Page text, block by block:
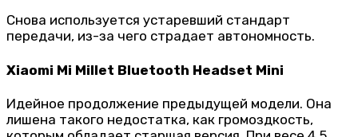
Снова используется устаревший стандарт
передачи, из-за чего страдает автономность.
Xiaomi Mi Millet Bluetooth Headset Mini
Идейное продолжение предыдущей модели. Она
лишена такого недостатка, как громоздкость,